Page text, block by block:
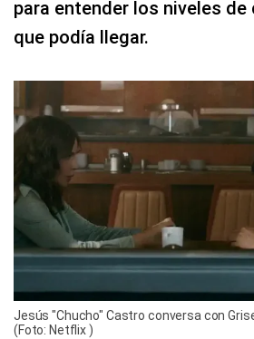
para entender los niveles de
que podía llegar.
Jesús "Chucho" Castro conversa con
(Foto: Netflix )